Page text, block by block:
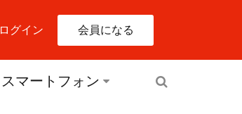
ログイン 会員になる
スマートフォン